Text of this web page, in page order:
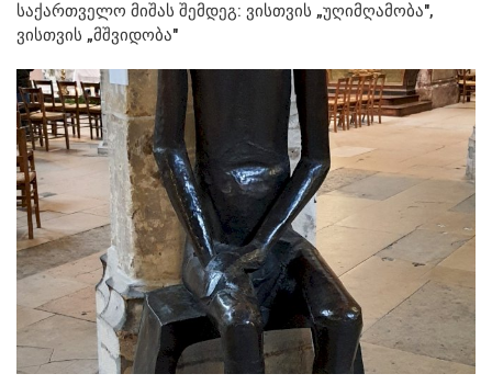
საქართველო მიშას შემდეგ: ვისთვის „უღიმღამობა",
ვისთვის „მშვიდობა"